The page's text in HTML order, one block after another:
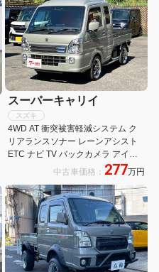
スーパーキャリイ
スズキ
4WD AT 衝突被害軽減システム ク
リアランスソナー レーンアシスト
ETC ナビ TV バックカメラ アイド
リングストップ 電動格納ミラー オ
中古車価格： 277万円